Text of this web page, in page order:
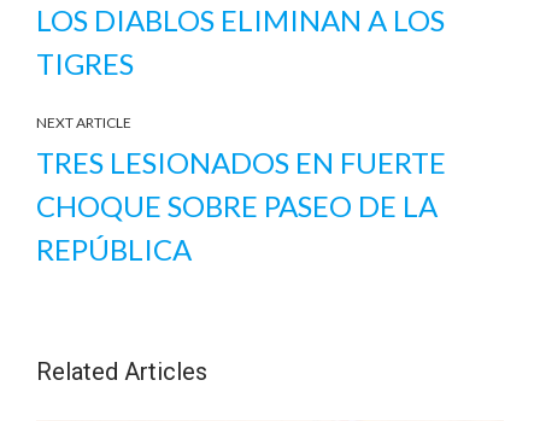
LOS DIABLOS ELIMINAN A LOS
TIGRES
NEXT ARTICLE
TRES LESIONADOS EN FUERTE
CHOQUE SOBRE PASEO DE LA
REPÚBLICA
Related Articles